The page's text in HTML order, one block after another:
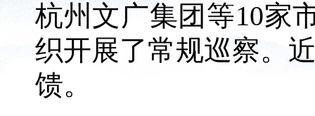
杭州文广集团等10家
织开展了常规巡察。
馈。